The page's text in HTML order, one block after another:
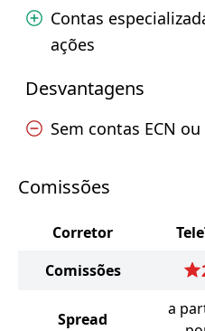
Contas
ações
Desvantagens
Sem contas ECN ou
Comissões
Corretor
Comissões
Spread
a